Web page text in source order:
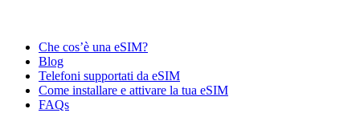
Che cos’è una eSIM?
Blog
Telefoni supportati da eSIM
Come installare e attivare la tua eSIM
FAQs